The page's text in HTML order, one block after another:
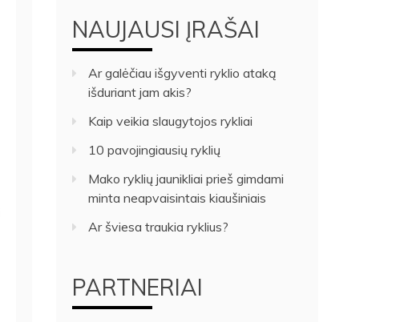
NAUJAUSI ĮRAŠAI
Ar galėčiau išgyventi ryklio ataką
išduriant jam akis?
Kaip veikia slaugytojos rykliai
10 pavojingiausių ryklių
Mako ryklių jaunikliai prieš gimdami
minta neapvaisintais kiaušiniais
Ar šviesa traukia ryklius?
PARTNERIAI